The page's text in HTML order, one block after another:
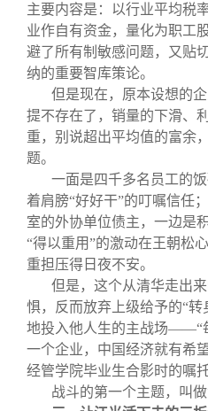
主要内容是：以行业平均税
业作自有资金，量化为职工
避了所有制敏感问题，又贴
纳的重要智库策论。
但是现在，原本设想的
提不存在了，销量的下滑、
重，别说超出平均值的富余
题。
一面是四千多名员工的
着肩膀“好好干”的叮嘱信任
室的外协单位债主，一边是
“得以重用”的激动在王朝松
重担压得日夜不安。
但是，这个从清华走出
惧，反而放弃上级给予的“
地投入他人生的主战场——“
一个企业，中国经济就有希
经管学院毕业生合影时的嘱托
战斗的第一个主题，叫做